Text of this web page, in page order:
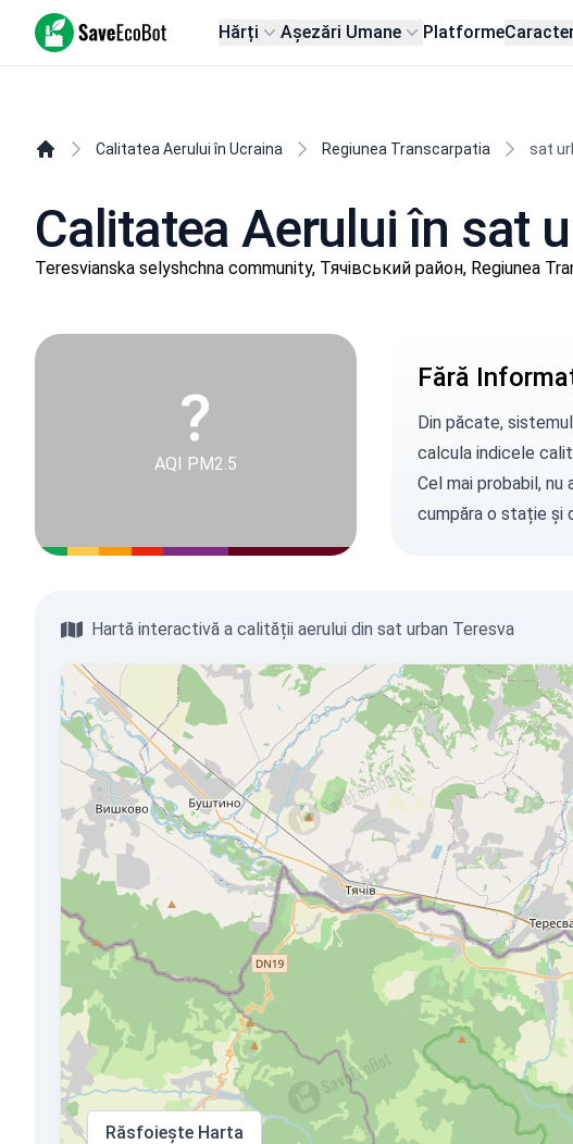
SaveEcoBot Hărți Așezări Umane Platforme
Calitatea Aerului în Ucraina Regiunea Transcarpatia sat
Calitatea Aerului în sat
Teresvianska selyshchna community, Тячівський район, Regiunea
?
AQI PM2.5
Fără
Din păcate,
calcula indicele
Cel mai probabil,
cumpăra o stație și
Hartă interactivă a calității aerului din sat urban Teresva
Răsfoiește Harta